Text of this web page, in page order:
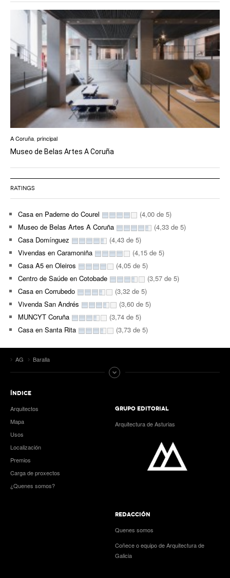
A Coruña, principal
Museo de Belas Artes A Coruña
RATINGS
Casa en Paderne do Courel
(4,00 de 5)
Museo de Belas Artes A Coruña
(4,33 de 5)
Casa Domínguez
(4,43 de 5)
Vivendas en Caramoniña
(4,15 de 5)
Casa A5 en Oleiros
(4,05 de 5)
Centro de Saúde en Cotobade
(3,57 de 5)
Casa en Corrubedo
(3,32 de 5)
Vivenda San Andrés
(3,60 de 5)
MUNCYT Coruña
(3,74 de 5)
Casa en Santa Rita
(3,73 de 5)
AG Baralla
ÍNDICE
Arquitectos
Mapa
Usos
Localización
Premios
Carga de proxectos
¿Quenes somos?
GRUPO EDITORIAL
Arquitectura de Asturias
REDACCIÓN
Quenes somos
Coñece o equipo de Arquitectura de
Galicia